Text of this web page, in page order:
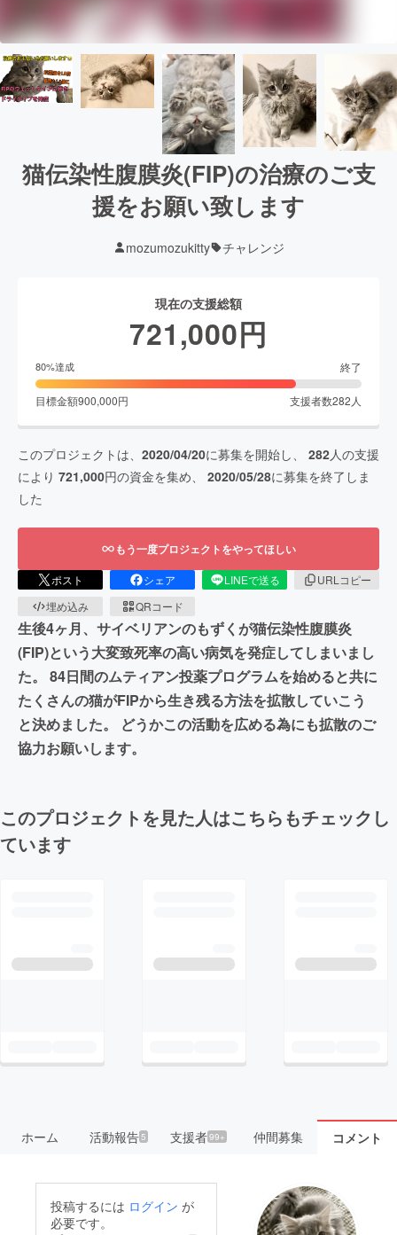
猫伝染性腹膜炎(FIP)の治療のご支
援をお願い致します
mozumozukitty チャレンジ
現在の支援総額
721,000円
80%達成 終了
目標金額900,000円 支援者数282 人
このプロジェクトは、 2020/04/20に募集を開始し、 282人の支援
により 721,000円の資金を集め、 2020/05/28に募集を終了しま
した
もう一度プロジェクトをやってほしい
ポスト シェア LINEで送る
URLコピー
埋め込み
QRコード
生後4ヶ月、サイベリアンのもずくが猫伝染性腹膜炎
(FIP)という大変致死率の高い病気を発症してしまいまし
た。 84日間のムティアン投薬プログラムを始めると共に
たくさんの猫がFIPから生き残る方法を拡散していこう
と決めました。 どうかこの活動を広める為にも拡散のご
協力お願いします。
このプロジェクトを見た人はこちらもチェックし
ています
ホーム 活動報告5 支援者99+ 仲間募集 コメント
投稿するには ログイン が
必要です。